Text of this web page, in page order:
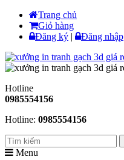
Trang chủ
Giỏ hàng
Đăng ký | Đăng nhập
Hotline
0985554156
Hotline: 0985554156
Menu